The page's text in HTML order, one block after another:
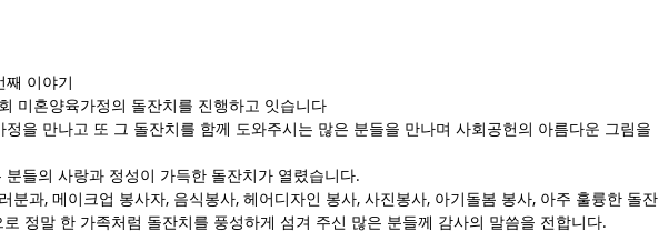
이야기
미혼양육가정의 돌잔치를 진행하고 잇습니다
을 만나고 또 그 돌잔치를 함께 도와주시는 많은 분들을 만나며 사회공헌의 아름다운 그림을
들의 사랑과 정성이 가득한 돌잔치가 열렸습니다.
분과, 메이크업 봉사자, 음식봉사, 헤어디자인 봉사, 사진봉사, 아기돌봄 봉사, 아주 훌륭한 돌잔
정말 한 가족처럼 돌잔치를 풍성하게 섬겨 주신 많은 분들께 감사의 말씀을 전합니다.